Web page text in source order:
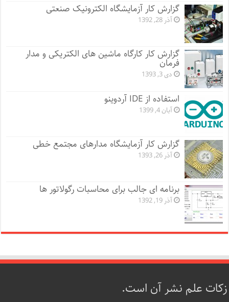
گزارش کار آزمایشگاه الکترونیک صنعتی
آذر 28, 1392
گزارش کار کارگاه ماشین های الکتریکی و مدار
فرمان
دی 3, 1393
استفاده از IDE آردوینو
آبان 4, 1399
گزارش کار آزمایشگاه مدارهای مجتمع خطی
آذر 26, 1393
برنامه ای جالب برای محاسبات رگولاتور ها
آذر 19, 1392
زکات علم نشر آن است.